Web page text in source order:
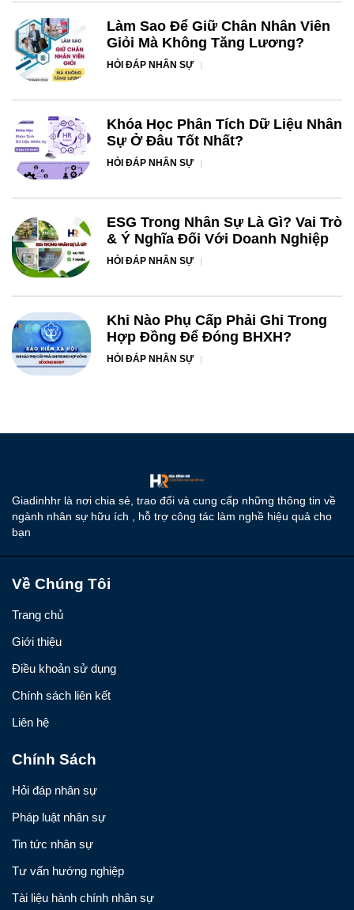
Làm Sao Để Giữ Chân Nhân Viên
Giỏi Mà Không Tăng Lương?
HỎI ĐÁP NHÂN SỰ
Khóa Học Phân Tích Dữ Liệu Nhân
Sự Ở Đâu Tốt Nhất?
HỎI ĐÁP NHÂN SỰ
ESG Trong Nhân Sự Là Gì? Vai Trò
& Ý Nghĩa Đối Với Doanh Nghiệp
HỎI ĐÁP NHÂN SỰ
Khi Nào Phụ Cấp Phải Ghi Trong
Hợp Đồng Để Đóng BHXH?
HỎI ĐÁP NHÂN SỰ
Giadinhhr là nơi chia sẻ, trao đổi và cung cấp những thông tin về
ngành nhân sự hữu ích , hỗ trợ công tác làm nghề hiệu quả cho
bạn
Về Chúng Tôi
Trang chủ
Giới thiệu
Điều khoản sử dụng
Chính sách liên kết
Liên hệ
Chính Sách
Hỏi đáp nhân sự
Pháp luật nhân sự
Tin tức nhân sự
Tư vấn hướng nghiệp
Tài liệu hành chính nhân sự